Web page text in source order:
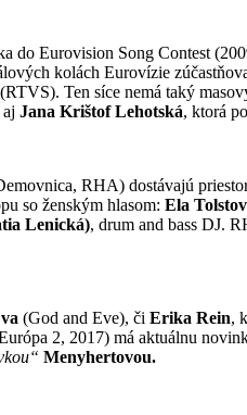
do Eurovision Song Contest
kolách Eurovízie
Ten síce nemá taký
Jana Krištof Lehotská, ktorá
RHA) dostávajú
so ženským hlasom: Ela
Lenická), drum and bass DJ.
(God and Eve), či Erika Rein,
2, 2017) má aktuálnu
Menyhertovou.